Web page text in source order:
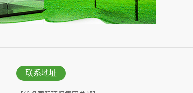
、发痒、抓挠手的习惯。5、感到压
境，症状有了明显的改善和改善等等，
联系地址